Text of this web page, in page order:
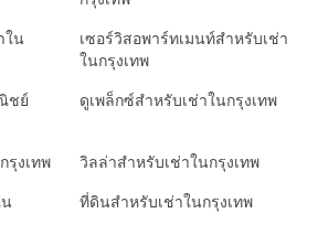
ใน
เซอร์วิสอพาร์ทเมนท์สำหรับเช่า
ในกรุงเทพ
ชย์
ดูเพล็กซ์สำหรับเช่าในกรุงเทพ
รุงเทพ วิลล่าสำหรับเช่าในกรุงเทพ
น
ที่ดินสำหรับเช่าในกรุงเทพ